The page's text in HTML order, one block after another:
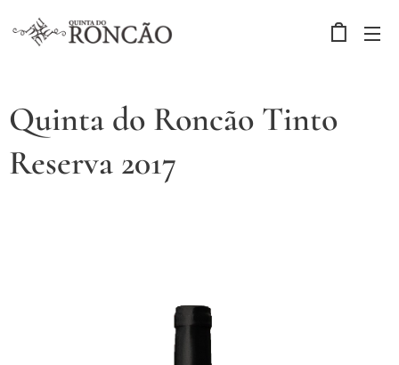
Quinta do Roncão Tinto
Reserva 2017